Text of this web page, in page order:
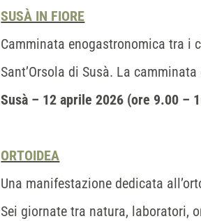
SUSÀ IN FIORE
Camminata enogastronomica tra i
Sant’Orsola di Susà. La
Susà – 12 aprile 2026 (ore 9.00 –
ORTOIDEA
Una manifestazione dedicata
Sei giornate tra natura, laboratori,